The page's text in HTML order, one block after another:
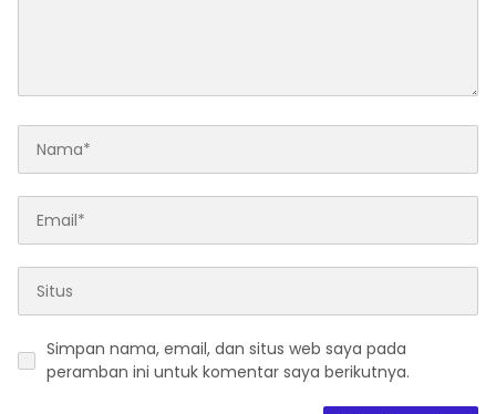
Simpan nama, email, dan situs web saya pada
peramban ini untuk komentar saya berikutnya.